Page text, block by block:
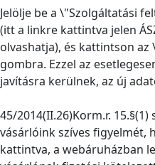
Jelölje be a \"Szolgáltatási
(itt a linkre kattintva jelen
olvashatja), és kattintson
gombra. Ezzel az
javításra kerülnek, az új
45/2014(II.26)Korm.r.
vásárlóink szíves figyelmét,
kattintva, a webáruházban